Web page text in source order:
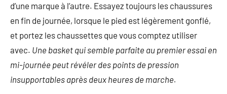
d’une marque à l’autre. Essayez toujours les chaussures
en fin de journée, lorsque le pied est légèrement gonflé,
et portez les chaussettes que vous comptez utiliser
avec. Une basket qui semble parfaite au premier essai en
mi-journée peut révéler des points de pression
insupportables après deux heures de marche.